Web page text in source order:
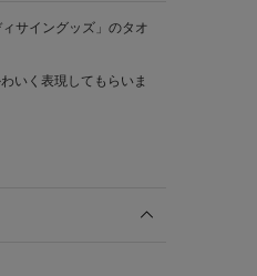
サイングッズ」のタオ
いく表現してもらいま